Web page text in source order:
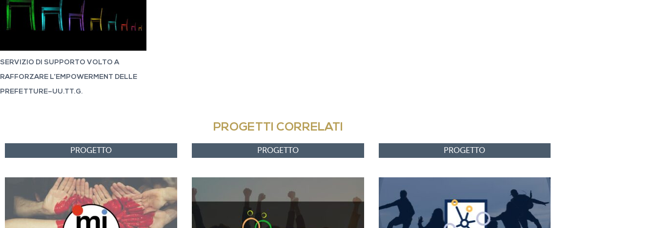
SERVIZIO DI SUPPORTO VOLTO A
RAFFORZARE L’EMPOWERMENT DELLE
PREFETTURE–UU.TT.G.
PROGETTI CORRELATI